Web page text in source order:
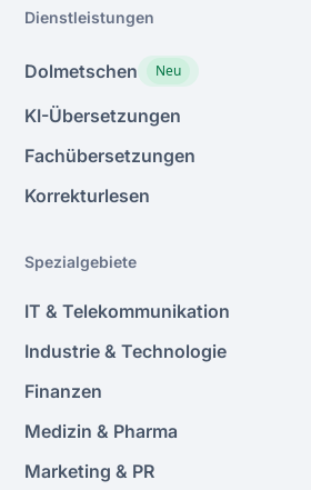
Dienstleistungen
Dolmetschen Neu
KI-Übersetzungen
Fachübersetzungen
Korrekturlesen
Spezialgebiete
IT & Telekommunikation
Industrie & Technologie
Finanzen
Medizin & Pharma
Marketing & PR